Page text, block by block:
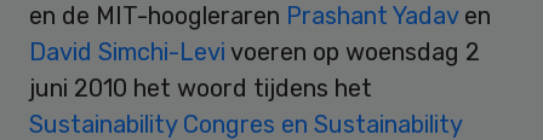
en de MIT-hoogleraren Prashant Yadav en
David Simchi-Levi voeren op woensdag 2
juni 2010 het woord tijdens het
Sustainability Congres en Sustainability